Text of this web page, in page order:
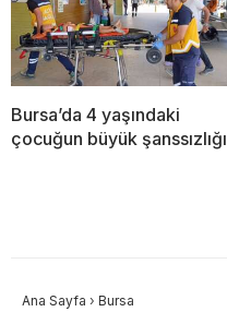
Bursa’da 4 yaşındaki
çocuğun büyük şanssızlığı
Ana Sayfa › Bursa